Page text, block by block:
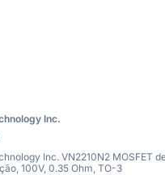
Inc.
Inc. VN2210N2 MOSFET
100V, 0.35 Ohm, TO-3